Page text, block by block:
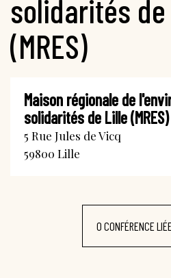
solidarités
(MRES)
Maison régionale de
solidarités de Lille (MRES)
5 Rue Jules de Vicq
59800 Lille
0 CONFÉRENCE